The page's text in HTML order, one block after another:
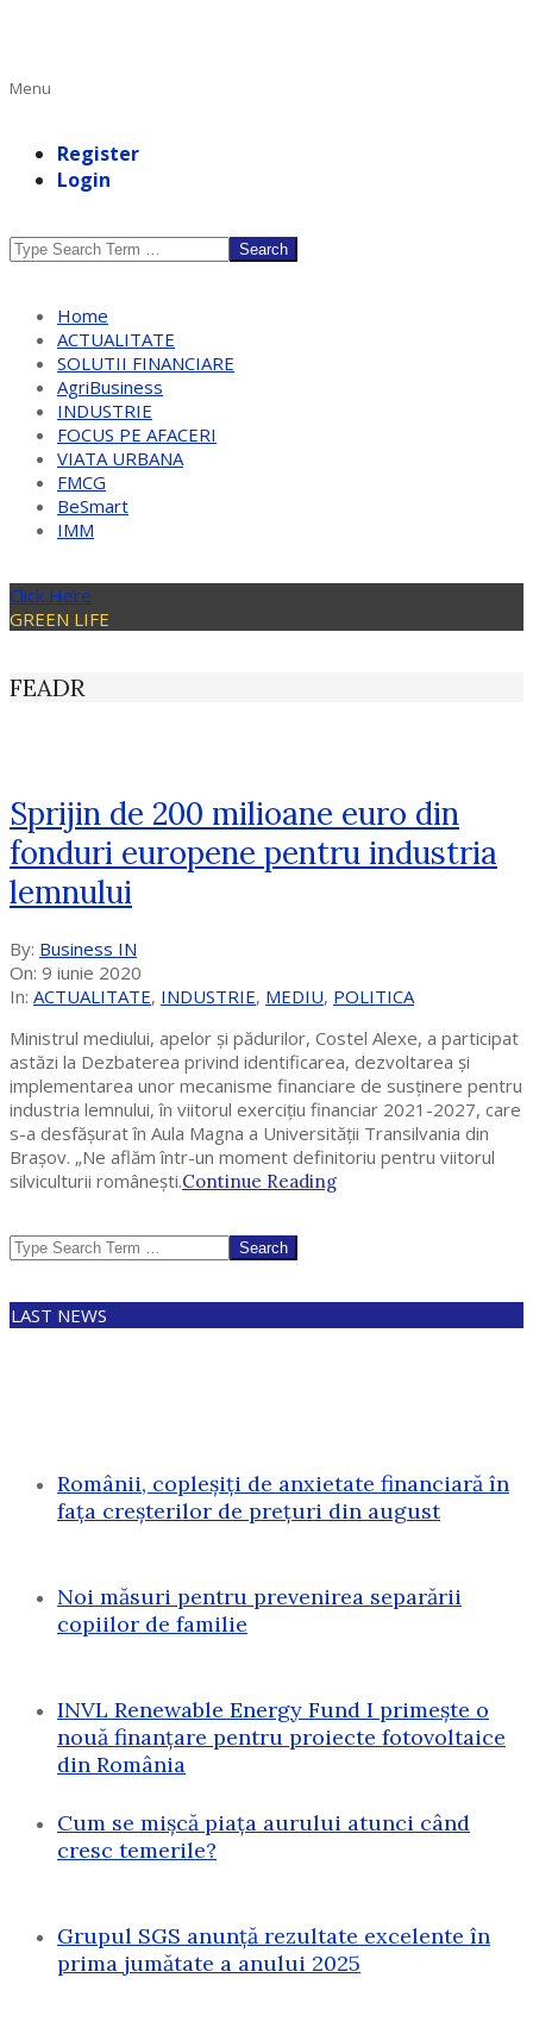
Primary
Menu
Register
Login
Search
Home
ACTUALITATE
SOLUTII FINANCIARE
AgriBusiness
INDUSTRIE
FOCUS PE AFACERI
VIATA URBANA
FMCG
BeSmart
IMM
Click Here
GREEN LIFE
FEADR
Sprijin de 200 milioane euro din
fonduri europene pentru industria
lemnului
2020-
06-
09
By: Business IN
On: 9 iunie 2020
In: ACTUALITATE, INDUSTRIE, MEDIU, POLITICA
Ministrul mediului, apelor și pădurilor, Costel Alexe, a participat
astăzi la Dezbaterea privind identificarea, dezvoltarea și
implementarea unor mecanisme financiare de susținere pentru
industria lemnului, în viitorul exercițiu financiar 2021-2027, care
s-a desfășurat în Aula Magna a Universității Transilvania din
Brașov. „Ne aflăm într-un moment definitoriu pentru viitorul
silviculturii românești.Continue Reading
Search
LAST NEWS
Românii, copleșiți de anxietate financiară în
fața creșterilor de prețuri din august
Noi măsuri pentru prevenirea separării
copiilor de familie
INVL Renewable Energy Fund I primește o
nouă finanțare pentru proiecte fotovoltaice
din România
Cum se mișcă piața aurului atunci când
cresc temerile?
Grupul SGS anunță rezultate excelente în
prima jumătate a anului 2025